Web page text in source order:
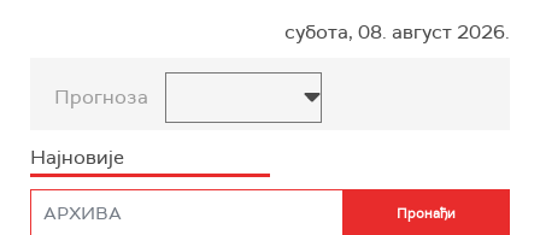
субота, 08. август 2026.
Прогноза
Најновије